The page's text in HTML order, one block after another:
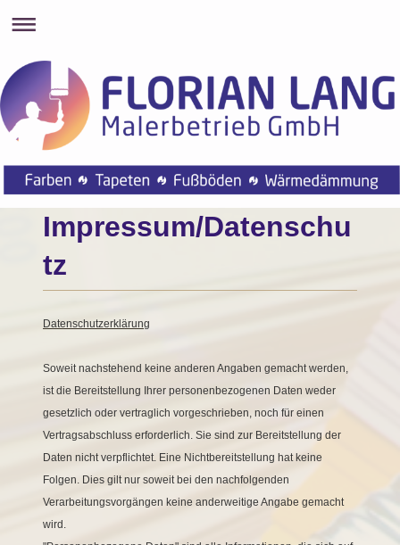
Impressum/Datenschu
tz
Datenschutzerklärung
Soweit nachstehend keine anderen Angaben gemacht werden,
ist die Bereitstellung Ihrer personenbezogenen Daten weder
gesetzlich oder vertraglich vorgeschrieben, noch für einen
Vertragsabschluss erforderlich. Sie sind zur Bereitstellung der
Daten nicht verpflichtet. Eine Nichtbereitstellung hat keine
Folgen. Dies gilt nur soweit bei den nachfolgenden
Verarbeitungsvorgängen keine anderweitige Angabe gemacht
wird.